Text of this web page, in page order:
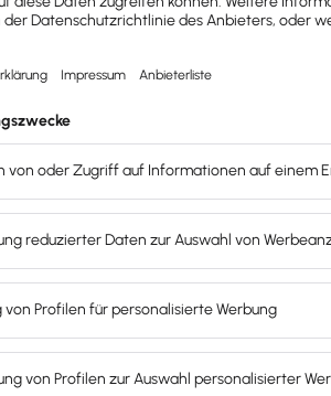
durch körperliche oder
und greift im Fall der Arbeitslosigkeit.
für Arbeitnehmer. Sie sorgt dafür,
besteht hier keine Verpflichtung,
oder einer Berufskrankheit bietet